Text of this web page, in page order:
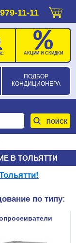
11-11
ПОДБОР
КОНДИЦИОНЕРА
АКЦИИ И СКИДКИ
В ТОЛЬЯТТИ
по типу: